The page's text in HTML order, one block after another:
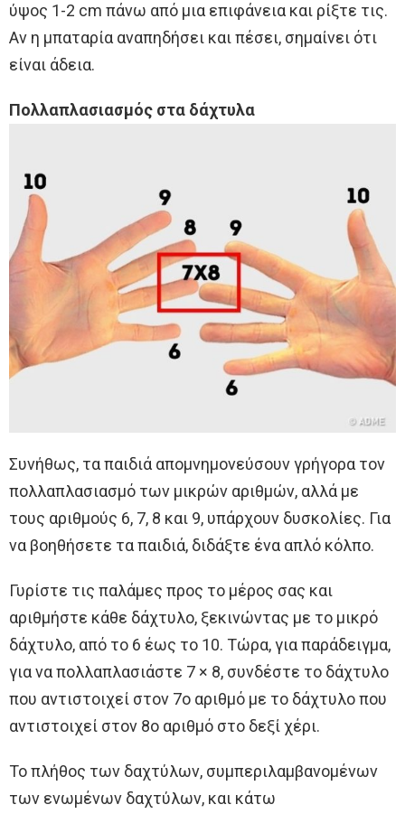
ύψος 1-2 cm πάνω από μια επιφάνεια και ρίξτε τις.
Αν η μπαταρία αναπηδήσει και πέσει, σημαίνει ότι
είναι άδεια.
Πολλαπλασιασμός στα δάχτυλα
Συνήθως, τα παιδιά απομνημονεύσουν γρήγορα τον
πολλαπλασιασμό των μικρών αριθμών, αλλά με
τους αριθμούς 6, 7, 8 και 9, υπάρχουν δυσκολίες. Για
να βοηθήσετε τα παιδιά, διδάξτε ένα απλό κόλπο.
Γυρίστε τις παλάμες προς το μέρος σας και
αριθμήστε κάθε δάχτυλο, ξεκινώντας με το μικρό
δάχτυλο, από το 6 έως το 10. Τώρα, για παράδειγμα,
για να πολλαπλασιάστε 7 × 8, συνδέστε το δάχτυλο
που αντιστοιχεί στον 7ο αριθμό με το δάχτυλο που
αντιστοιχεί στον 8ο αριθμό στο δεξί χέρι.
Το πλήθος των δαχτύλων, συμπεριλαμβανομένων
των ενωμένων δαχτύλων, και κάτω